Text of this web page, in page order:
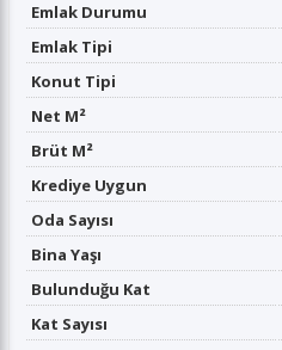
Emlak Durumu
Emlak Tipi
Konut Tipi
Net M²
Brüt M²
Krediye Uygun
Oda Sayısı
Bina Yaşı
Bulunduğu Kat
Kat Sayısı